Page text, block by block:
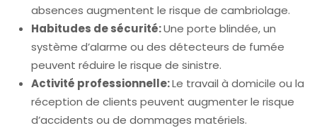
absences augmentent le risque de cambriolage.
Habitudes de sécurité:Une porte blindée, un
système d’alarme ou des détecteurs de fumée
peuvent réduire le risque de sinistre.
Activité professionnelle:Le travail à domicile ou la
réception de clients peuvent augmenter le risque
d’accidents ou de dommages matériels.